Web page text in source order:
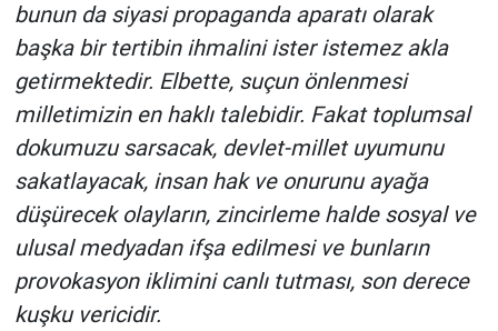
bunun da siyasi propaganda aparatı olarak
başka bir tertibin ihmalini ister istemez akla
getirmektedir. Elbette, suçun önlenmesi
milletimizin en haklı talebidir. Fakat toplumsal
dokumuzu sarsacak, devlet-millet uyumunu
sakatlayacak, insan hak ve onurunu ayağa
düşürecek olayların, zincirleme halde sosyal ve
ulusal medyadan ifşa edilmesi ve bunların
provokasyon iklimini canlı tutması, son derece
kuşku vericidir.